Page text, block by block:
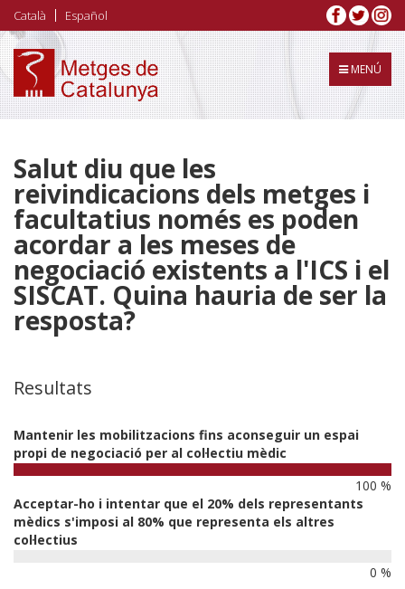
Vés
al
contingut
Català Español
MENÚ
Salut diu que les
reivindicacions dels metges i
facultatius només es poden
acordar a les meses de
negociació existents a l'ICS i el
SISCAT. Quina hauria de ser la
resposta?
Resultats
Mantenir les mobilitzacions fins aconseguir un espai
propi de negociació per al col·lectiu mèdic
100 %
Acceptar-ho i intentar que el 20% dels representants
mèdics s'imposi al 80% que representa els altres
col·lectius
0 %